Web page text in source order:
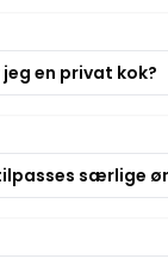
en privat kok?
særlige